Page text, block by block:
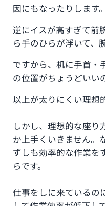
因にもなったりします。
逆にイスが高すぎて前
ら手のひらが浮いて、
ですから、机に手首・
の位置がちょうどいい
以上が太りにくい理想
しかし、理想的な座り
か上手くいきません。
ずしも効率的な作業を
らです。
仕事をしに来ているの